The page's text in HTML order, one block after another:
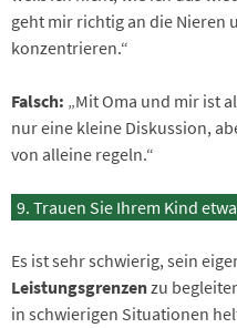
geht mir richtig an die Nieren
konzentrieren.“
Falsch: „Mit Oma und mir ist
nur eine kleine Diskussion,
von alleine regeln.“
Trauen Sie Ihrem Kind
Es ist sehr schwierig, sein
Leistungsgrenzenzu
in schwierigen Situationen